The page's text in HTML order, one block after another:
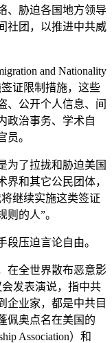
、胁迫各国地方领导
社团，以推进中共威
and Nationality
证限制措施，这些
、公开个人信息、间
政治事务、学术自
员。
为了拉拢和胁迫美国
和其它公民团体，
继续实施这类签证
的人”。
压迫言论自由。
在全世界散布恶意影
发表演说，指中共
企业家，都是中共目
佩奥点名在美国的
Association）和